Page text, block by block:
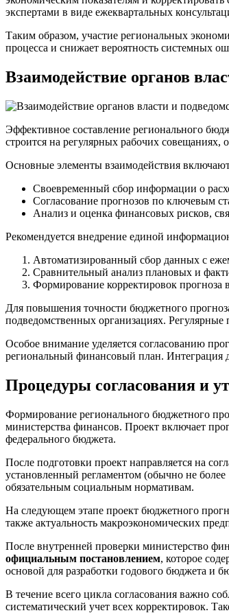
экспертами в виде ежеквартальных
Таким образом, участие региональных
процесса и снижает вероятность системных
Взаимодействие органов
Эффективное составление регионального
строится на регулярных рабочих
Основные элементы взаимодействия
Своевременный сбор информации о
Согласование прогнозов по ключевым
Анализ и оценка финансовых рисков,
Рекомендуется внедрение единой
Автоматизированный сбор данных с
Сравнительный анализ плановых и
Формирование корректировок
Для повышения точности бюджетного
подведомственных организациях. Регулярные
Особое внимание уделяется согласованию
региональный финансовый план. Интеграция
Процедуры согласования и
Формирование регионального бюджетного
министерства финансов. Проект включает
федерального бюджета.
После подготовки проект направляется на
установленный регламентом (обычно не более
обязательным социальным нормативам.
На следующем этапе проект бюджетного
также актуальность макроэкономических
После внутренней проверки министерство
официальным постановлением, которое
основой для разработки годового бюджета и
В течение всего цикла согласования важно
систематический учет всех корректировок.